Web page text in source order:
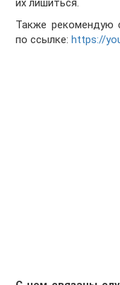
их лишиться.
Также рекомендую
по ссылке:https://